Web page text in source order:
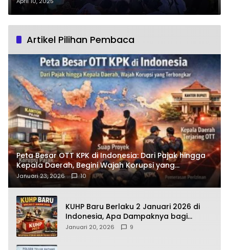
Maumerelogia 5
Artikel Pilihan Pembaca
Peta Besar OTT KPK di Indonesia: Dari Pajak hingga
Kepala Daerah, Begini Wajah Korupsi yang
Terbongkar
Januari 23, 2026 10
KUHP Baru Berlaku 2 Januari 2026 di
Indonesia, Apa Dampaknya bagi
Kehidupan Warga? Ini Aturan Kunci
Januari 20, 2026 9